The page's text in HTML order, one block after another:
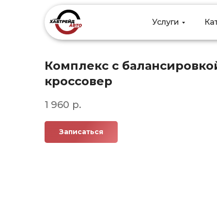
Услуги
Услуги
Комплекс с
кроссовер
1 960 р.
Записаться